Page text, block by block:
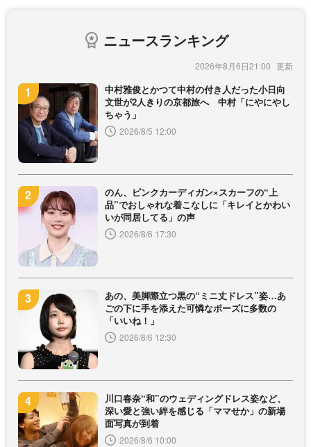
ニュースランキング
2026年8月6日21:00
中村雅俊とかつて中村の付き人だった小日向
文世が2人きりの京都旅へ 中村「にやにやし
ちゃう」
2026/8/5 12:00
のん、ピンクカーディガン×スカーフの“上
品”でおしゃれな着こなしに「キレイとかわい
いが同居してる」の声
2026/8/6 17:30
あの、美脚際立つ黒の“ミニ丈ドレス”姿…あ
ごの下に手を添えた可憐なポーズに多数の
「いいね！」
2026/8/6 12:30
川口春奈“和”のウェディングドレス姿など、
深い愛と強い絆を感じる「ママせか」の新場
面写真が到着
2026/8/6 10:00